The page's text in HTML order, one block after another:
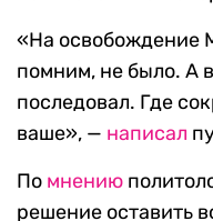
«На освобождение
помним, не было. А
последовал. Где
ваше», — написал
По мнению
решение оставить